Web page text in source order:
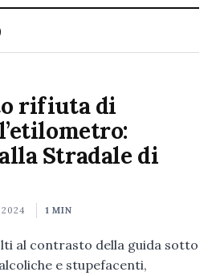
rifiuta di
Stradale di
1 MIN
al contrasto della guida sotto
e stupefacenti,